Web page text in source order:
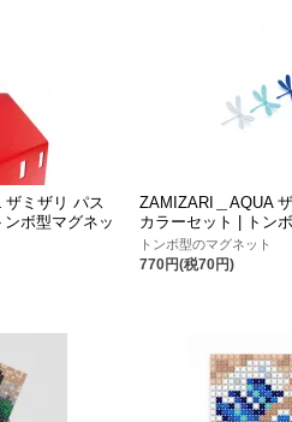
ミザリ パス
ボ型マグネッ
ZAMIZARI＿AQUA
カラーセット | トン
トンボ型のマグネット
770円(税70円)